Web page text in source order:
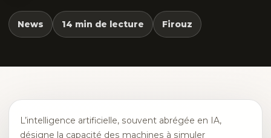
News 14 min de lecture Firouz
L’intelligence artificielle, souvent abrégée en IA,
désigne la capacité des machines à simuler